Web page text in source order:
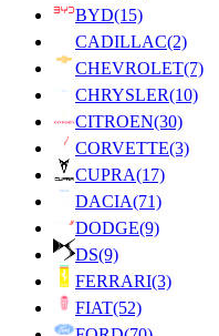
BYD(15)
CADILLAC(2)
CHEVROLET(7)
CHRYSLER(10)
CITROEN(30)
CORVETTE(3)
CUPRA(17)
DACIA(71)
DODGE(9)
DS(9)
FERRARI(3)
FIAT(52)